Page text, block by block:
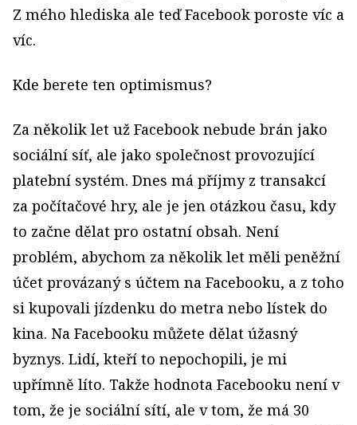
Z mého hlediska ale teď Facebook poroste víc a
víc.
Kde berete ten optimismus?
Za několik let už Facebook nebude brán jako
sociální síť, ale jako společnost provozující
platební systém. Dnes má příjmy z transakcí
za počítačové hry, ale je jen otázkou času, kdy
to začne dělat pro ostatní obsah. Není
problém, abychom za několik let měli peněžní
účet provázaný s účtem na Facebooku, a z toho
si kupovali jízdenku do metra nebo lístek do
kina. Na Facebooku můžete dělat úžasný
byznys. Lidí, kteří to nepochopili, je mi
upřímně líto. Takže hodnota Facebooku není v
tom, že je sociální sítí, ale v tom, že má 30